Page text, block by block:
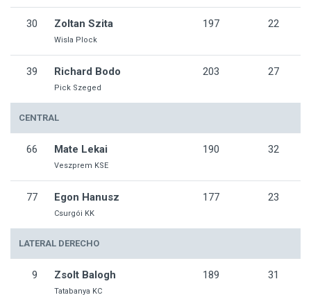
30 Zoltan Szita
Wisla Plock
197 22
39 Richard Bodo
Pick Szeged
203 27
CENTRAL
66 Mate Lekai
Veszprem KSE
190 32
77 Egon Hanusz
Csurgói KK
177 23
LATERAL DERECHO
9 Zsolt Balogh
Tatabanya KC
189 31